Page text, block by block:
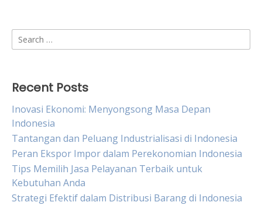
Search
for:
Recent Posts
Inovasi Ekonomi: Menyongsong Masa Depan
Indonesia
Tantangan dan Peluang Industrialisasi di Indonesia
Peran Ekspor Impor dalam Perekonomian Indonesia
Tips Memilih Jasa Pelayanan Terbaik untuk
Kebutuhan Anda
Strategi Efektif dalam Distribusi Barang di Indonesia